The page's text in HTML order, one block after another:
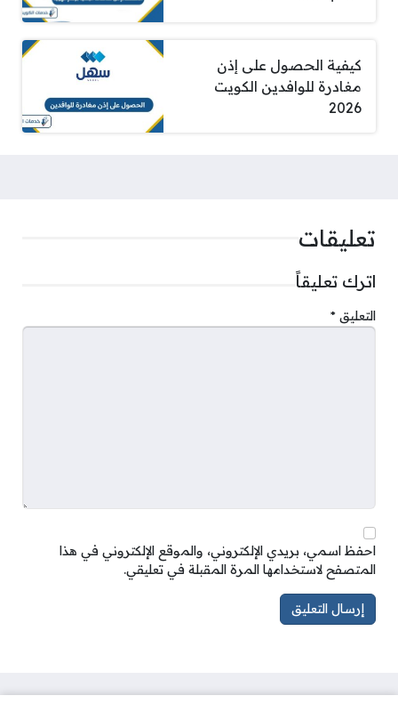
كيفية الحصول على إذن
مغادرة للوافدين الكويت
2026
تعليقات
اترك تعليقاً
التعليق *
احفظ اسمي، بريدي الإلكتروني، والموقع الإلكتروني في هذا
المتصفح لاستخدامها المرة المقبلة في تعليقي.